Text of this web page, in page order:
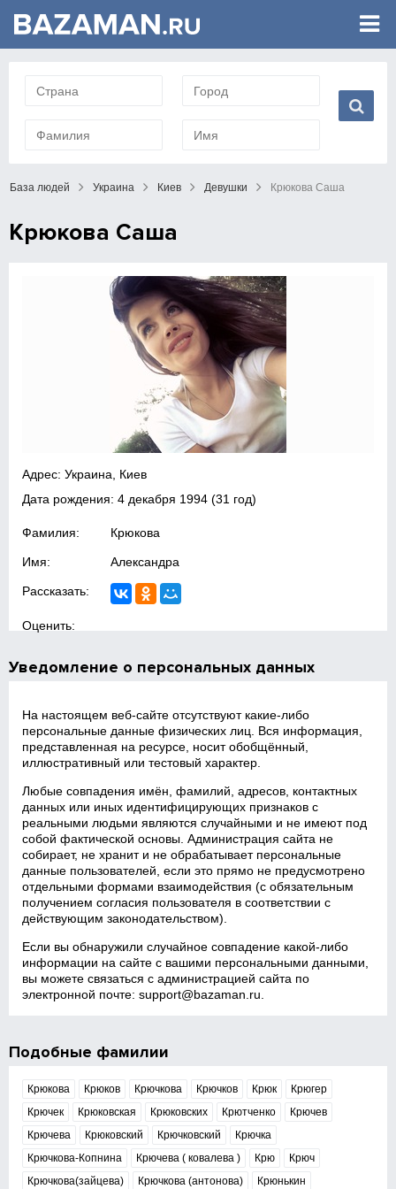
База людей Украина Киев Девушки Крюкова Саша
Крюкова Саша
Адрес: Украина, Киев
Дата рождения:4 декабря 1994 (31 год)
Фамилия: Крюкова
Имя: Александра
Рассказать:
Оценить:
Уведомление о персональных данных
На настоящем веб‑сайте отсутствуют какие‑либо
персональные данные физических лиц. Вся информация,
представленная на ресурсе, носит обобщённый,
иллюстративный или тестовый характер.
Любые совпадения имён, фамилий, адресов, контактных
данных или иных идентифицирующих признаков с
реальными людьми являются случайными и не имеют под
собой фактической основы. Администрация сайта не
собирает, не хранит и не обрабатывает персональные
данные пользователей, если это прямо не предусмотрено
отдельными формами взаимодействия (с обязательным
получением согласия пользователя в соответствии с
действующим законодательством).
Если вы обнаружили случайное совпадение какой‑либо
информации на сайте с вашими персональными данными,
вы можете связаться с администрацией сайта по
электронной почте:support@bazaman.ru
Подобные фамилии
Крюкова Крюков Крючкова Крючков Крюк
Крюгер
Крючек
Крюковская Крюковских Крютченко
Крючев
Крючева
Крюковский Крючковский
Крючка
Крючкова-Копнина
Крючева ( ковалева ) Крю
Крюч
Крючкова(зайцева)
Крючкова (антонова) Крюнькин